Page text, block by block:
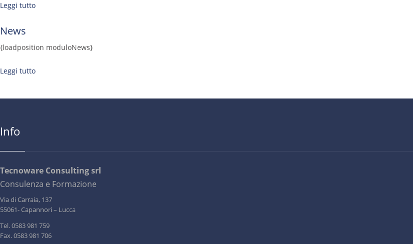
Leggi tutto
News
{loadposition moduloNews}
Leggi tutto
Info
Tecnoware Consulting srl
Consulenza e Formazione
Via di Carraia, 137
55061- Capannori – Lucca
Tel. 0583 981 759
Fax. 0583 981 706